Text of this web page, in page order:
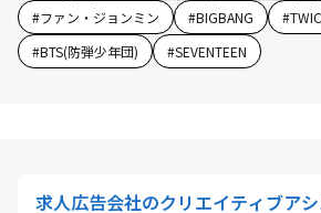
#ファン・ジョンミン #BIGBANG #
#BTS(防弾少年団) #SEVENTEEN
求人広告会社のクリエイティブア